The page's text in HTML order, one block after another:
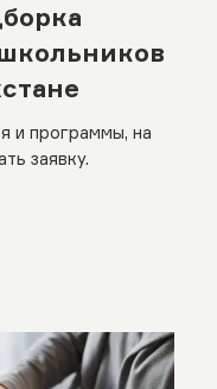
и программы, на
заявку.